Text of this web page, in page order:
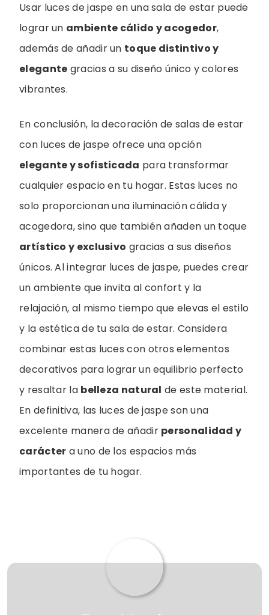
Usar luces de jaspe en una sala de estar puede
lograr un ambiente cálido y acogedor,
además de añadir un toque distintivo y
elegante gracias a su diseño único y colores
vibrantes.
En conclusión, la decoración de salas de estar
con luces de jaspe ofrece una opción
elegante y sofisticada para transformar
cualquier espacio en tu hogar. Estas luces no
solo proporcionan una iluminación cálida y
acogedora, sino que también añaden un toque
artístico y exclusivo gracias a sus diseños
únicos. Al integrar luces de jaspe, puedes crear
un ambiente que invita al confort y la
relajación, al mismo tiempo que elevas el estilo
y la estética de tu sala de estar. Considera
combinar estas luces con otros elementos
decorativos para lograr un equilibrio perfecto
y resaltar la belleza natural de este material.
En definitiva, las luces de jaspe son una
excelente manera de añadir personalidad y
carácter a uno de los espacios más
importantes de tu hogar.